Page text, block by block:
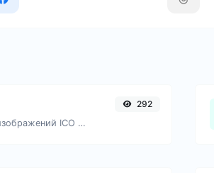
Легко конвертируйте файлы изображений ICO в GIF.
292